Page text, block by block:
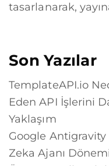
tasarlanarak,
Son Yazılar
TemplateAPI.io
Eden API İşlerini
Yaklaşım
Google Antigravity
Zeka Ajanı